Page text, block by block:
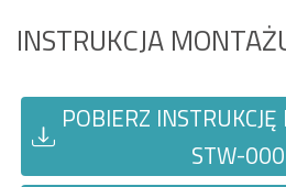
INSTRUKCJA
POBIERZ
STW-